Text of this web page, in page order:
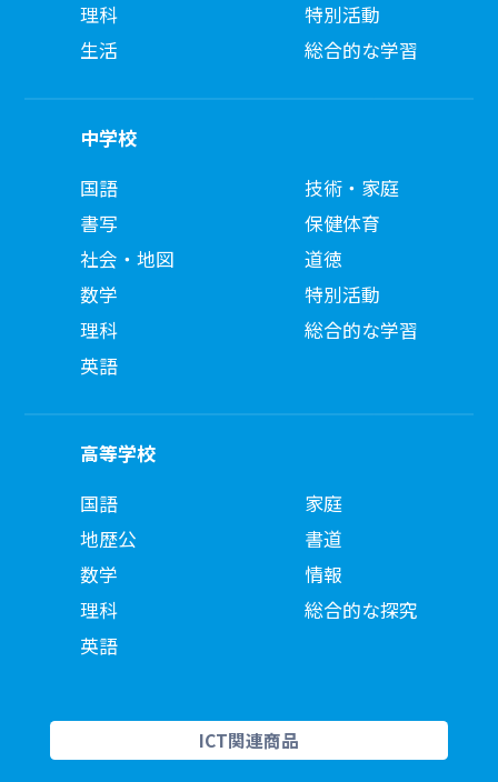
理科
生活
特別活動
総合的な学習
中学校
国語
書写
社会・地図
数学
理科
英語
技術・家庭
保健体育
道徳
特別活動
総合的な学習
高等学校
国語
地歴公
数学
理科
英語
家庭
書道
情報
総合的な探究
ICT関連商品